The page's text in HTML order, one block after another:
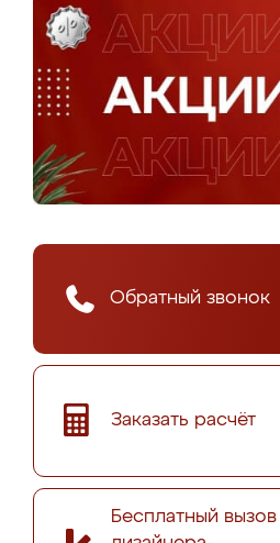
Обратный звонок
Заказать расчёт
Бесплатный вызов